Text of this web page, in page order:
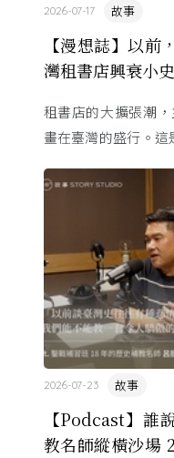
【漫想誌】以
灣租書店興衰小史
故事
2026-07-17
租書店的大擴張潮
畫在臺灣的盛行。這
的協定保護 ...
【Podcast】誰
教名師縱橫沙場
故事
2026-07-23